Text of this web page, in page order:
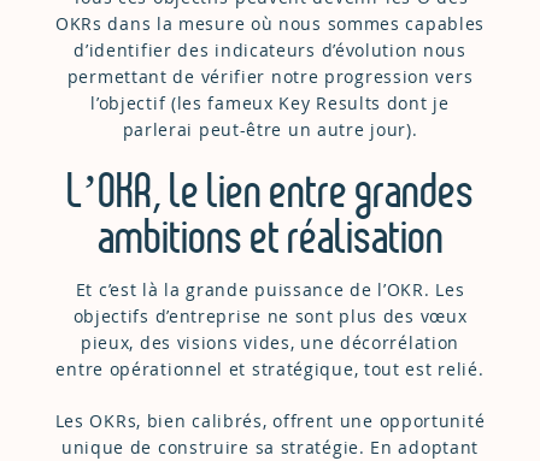
OKRs dans la mesure où nous sommes capables
d’identifier des indicateurs d’évolution nous
permettant de vérifier notre progression vers
l’objectif (les fameux Key Results dont je
parlerai peut-être un autre jour).
L’OKR, le lien entre grandes
ambitions et réalisation
Et c’est là la grande puissance de l’OKR. Les
objectifs d’entreprise ne sont plus des vœux
pieux, des visions vides, une décorrélation
entre opérationnel et stratégique, tout est relié.
Les OKRs, bien calibrés, offrent une opportunité
unique de construire sa stratégie. En adoptant